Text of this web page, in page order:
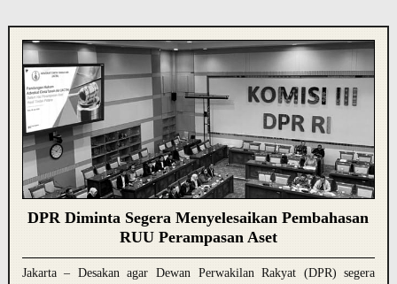
DPR Diminta Segera Menyelesaikan Pembahasan
RUU Perampasan Aset
Jakarta – Desakan agar Dewan Perwakilan Rakyat (DPR) segera